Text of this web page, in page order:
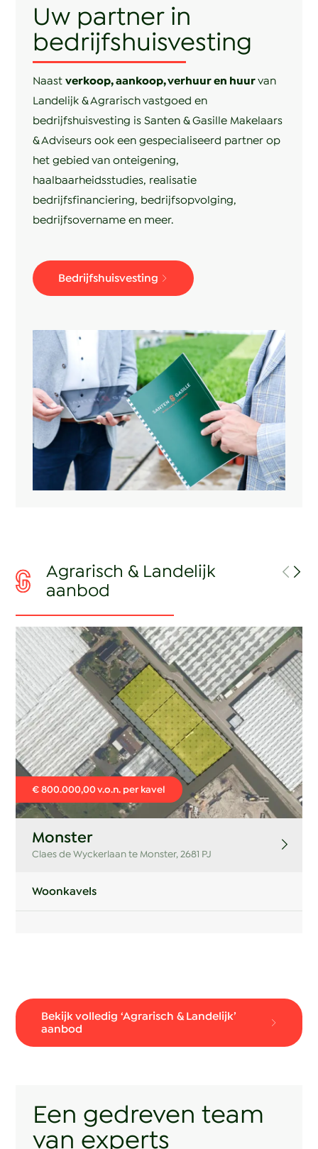
Uw partner in
bedrijfshuisvesting
Naast verkoop, aankoop, verhuur en huurvan
Landelijk & Agrarisch vastgoed en
bedrijfshuisvesting is Santen & Gasille Makelaars
& Adviseurs ook een gespecialiseerd partner op
het gebied van onteigening,
haalbaarheidsstudies, realisatie
bedrijfsfinanciering, bedrijfsopvolging,
bedrijfsovername en meer.
Bedrijfshuisvesting
Agrarisch & Landelijk
aanbod
€ 800.000,00 v.o.n. per kavel
Monster
Claes de Wyckerlaan te Monster, 2681 PJ
Woonkavels
Bekijk volledig ‘Agrarisch & Landelijk’
aanbod
Een gedreven team
van experts